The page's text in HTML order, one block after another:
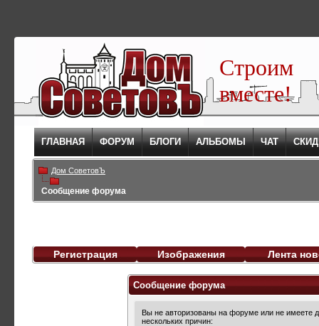
Строим
вместе!
ГЛАВНАЯ ФОРУМ БЛОГИ АЛЬБОМЫ ЧАТ
Дом СоветовЪ
Сообщение форума
Регистрация Изображения Лента
Сообщение форума
Вы не авторизованы на форуме или не имеете
нескольких причин: